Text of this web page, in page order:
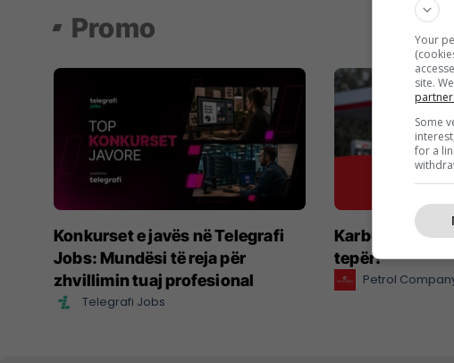
Promo
Konkurset e javës në Telegrafi
Jobs: Mundësi të reja për
zhvillimin tuaj profesional
Telegrafi Jobs
Karburant
tepër!
Petrol
Your
site.
Some
for a